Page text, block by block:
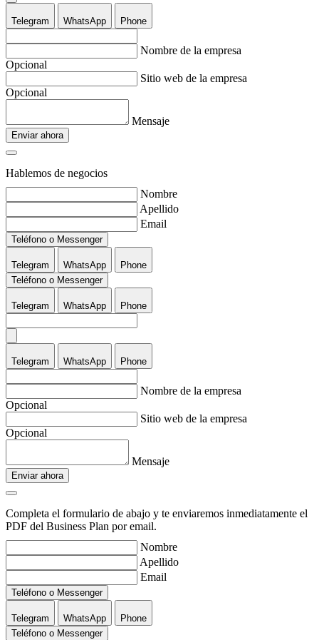
Telegram WhatsApp Phone
Nombre de la empresa
Opcional
Sitio web de la empresa
Opcional
Mensaje
Enviar ahora
Hablemos de negocios
Nombre
Apellido
Email
Teléfono o Messenger
Telegram WhatsApp
Phone
Teléfono o Messenger
Telegram WhatsApp Phone
Telegram WhatsApp Phone
Nombre de la empresa
Opcional
Sitio web de la empresa
Opcional
Mensaje
Enviar ahora
Completa el formulario de abajo y te enviaremos inmediatamente el
PDF del Business Plan por email.
Nombre
Apellido
Email
Teléfono o Messenger
Telegram WhatsApp
Phone
Teléfono o Messenger